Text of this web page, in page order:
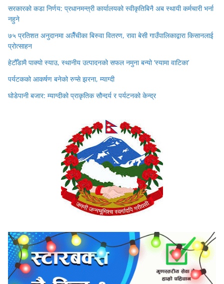
सरकारको कडा निर्णय: प्रधानमन्त्री कार्यालयको स्वीकृतिबिनै अब स्थायी कर्मचारी भर्ना
नहुने
७५ प्रतिशत अनुदानमा अलैँचीका बिरुवा वितरण, रावा बेसी गाउँपालिकाद्वारा किसानलाई
प्रोत्साहन
हेटौँडामै पाक्यो स्याउ, स्थानीय उत्पादनको सफल नमुना बन्यो ‘स्यामा वाटिका’
पर्यटकको आकर्षण बनेको रुप्से झरना, म्याग्दी
घोडेपानी बजार: म्याग्दीको प्राकृतिक सौन्दर्य र पर्यटनको केन्द्र